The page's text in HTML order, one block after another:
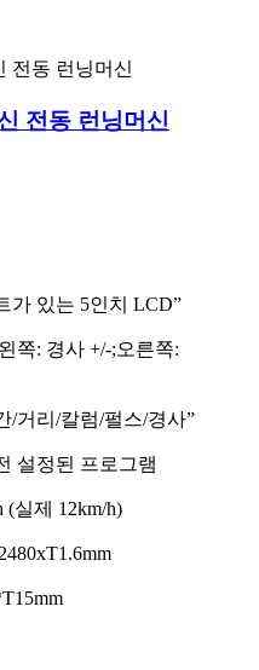
전동 런닝머신
가 있는 5인치 LCD”
쪽: 경사 +/-;오른쪽:
/거리/칼럼/펄스/경사”
설정된 프로그램
(실제 12km/h)